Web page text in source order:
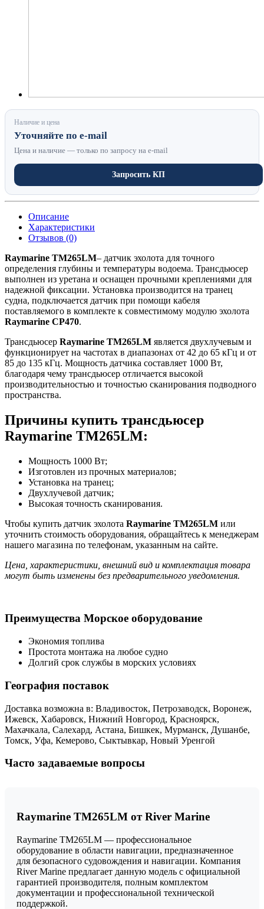
Наличие и цена
Уточняйте по e-mail
Цена и наличие — только по запросу на e-mail
Запросить КП
Описание
Характеристики
Отзывов (0)
Raymarine TM265LM– датчик эхолота для точного
определения глубины и температуры водоема. Трансдьюсер
выполнен из уретана и оснащен прочными креплениями для
надежной фиксации. Установка производится на транец
судна, подключается датчик при помощи кабеля
поставляемого в комплекте к совместимому модулю эхолота
Raymarine CP470.
Трансдьюсер Raymarine TM265LM является двухлучевым и
функционирует на частотах в диапазонах от 42 до 65 кГц и от
85 до 135 кГц. Мощность датчика составляет 1000 Вт,
благодаря чему трансдьюсер отличается высокой
производительностью и точностью сканирования подводного
пространства.
Причины купить трансдьюсер
Raymarine TM265LM:
Мощность 1000 Вт;
Изготовлен из прочных материалов;
Установка на транец;
Двухлучевой датчик;
Высокая точность сканирования.
Чтобы купить датчик эхолота Raymarine TM265LM или
уточнить стоимость оборудования, обращайтесь к менеджерам
нашего магазина по телефонам, указанным на сайте.
Цена, характеристики, внешний вид и комплектация товара
могут быть изменены без предварительного уведомления.
Преимущества Морское оборудование
Экономия топлива
Простота монтажа на любое судно
Долгий срок службы в морских условиях
География поставок
Доставка возможна в: Владивосток, Петрозаводск, Воронеж,
Ижевск, Хабаровск, Нижний Новгород, Красноярск,
Махачкала, Салехард, Астана, Бишкек, Мурманск, Душанбе,
Томск, Уфа, Кемерово, Сыктывкар, Новый Уренгой
Часто задаваемые вопросы
Raymarine TM265LM от River Marine
Raymarine TM265LM — профессиональное
оборудование в области навигации, предназначенное
для безопасного судовождения и навигации. Компания
River Marine предлагает данную модель с официальной
гарантией производителя, полным комплектом
документации и профессиональной технической
поддержкой.